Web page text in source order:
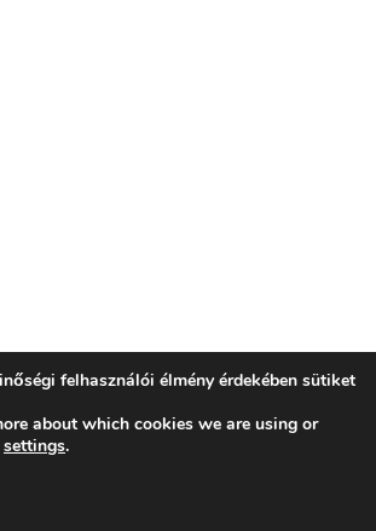
felhasználói élmény érdekében sütiket
about which cookies we are using or
settings.